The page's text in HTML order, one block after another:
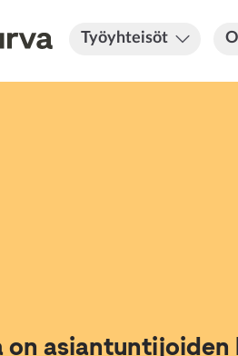
Työyhteisöt
on